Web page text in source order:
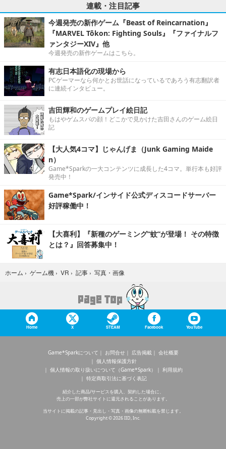
連載・注目記事
今週発売の新作ゲーム『Beast of Reincarnation』
『MARVEL Tōkon: Fighting Souls』『ファイナルフ
ァンタジーXIV』他
今週発売の新作ゲームはこちら。
有志日本語化の現場から
PCゲーマーなら何かとお世話になっているであろう有志翻訳者
に連続インタビュー。
吉田輝和のゲームプレイ絵日記
もはやゲムスパの顔！どこかで見かけた吉田さんのゲーム絵日
記
【大人気4コマ】じゃんげま（Junk Gaming Maide
n）
Game*Sparkの一大コンテンツに成長した4コマ。単行本も好評
発売中！
Game*Spark/インサイド公式ディスコードサーバー
好評稼働中！
【大喜利】『新種のゲーミング“蚊”が登場！ その特徴
とは？』回答募集中！
ホーム › ゲーム機 › VR › 記事 › 写真・画像
Home X STEAM Facebook YouTube
Game*Sparkについて お問合せ 広告掲載
会社概要
個人情報保護方針
個人情報の取り扱いについて（Game*Spark）
利用規約
特定商取引法に基づく表記
紹介した商品/サービスを購入、契約した場合に、
売上の一部が弊社サイトに還元されることがあります。
当サイトに掲載の記事・見出し・写真・画像の無断転載を禁じます。
Copyright © 2026 IID, Inc.